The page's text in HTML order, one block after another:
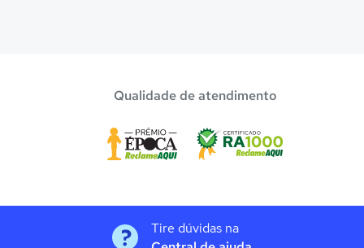
Qualidade de atendimento
Tire dúvidas na